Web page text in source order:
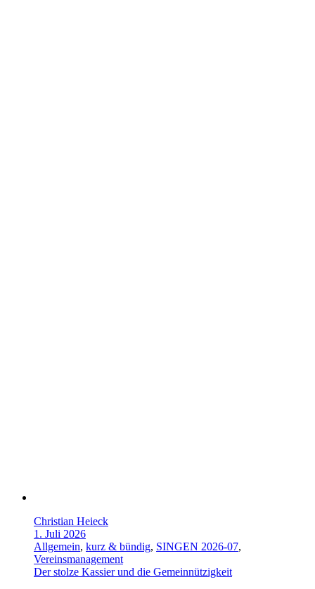
Christian Heieck
1. Juli 2026
Allgemein, kurz & bündig, SINGEN 2026-07,
Vereinsmanagement
Der stolze Kassier und die Gemeinnützigkeit